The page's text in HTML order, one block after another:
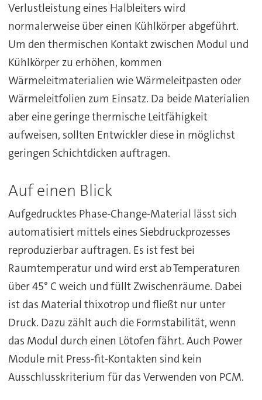
Verlustleistung eines Halbleiters wird
normalerweise über einen Kühlkörper abgeführt.
Um den thermischen Kontakt zwischen Modul und
Kühlkörper zu erhöhen, kommen
Wärmeleitmaterialien wie Wärmeleitpasten oder
Wärmeleitfolien zum Einsatz. Da beide Materialien
aber eine geringe thermische Leitfähigkeit
aufweisen, sollten Entwickler diese in möglichst
geringen Schichtdicken auftragen.
Auf einen Blick
Aufgedrucktes Phase-Change-Material lässt sich
automatisiert mittels eines Siebdruckprozesses
reproduzierbar auftragen. Es ist fest bei
Raumtemperatur und wird erst ab Temperaturen
über 45° C weich und füllt Zwischenräume. Dabei
ist das Material thixotrop und fließt nur unter
Druck. Dazu zählt auch die Formstabilität, wenn
das Modul durch einen Lötofen fährt. Auch Power
Module mit Press-fit-Kontakten sind kein
Ausschlusskriterium für das Verwenden von PCM.